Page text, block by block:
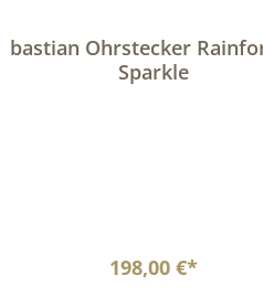
bastian Ohrstecker Rainforest
Sparkle
198,00 €*